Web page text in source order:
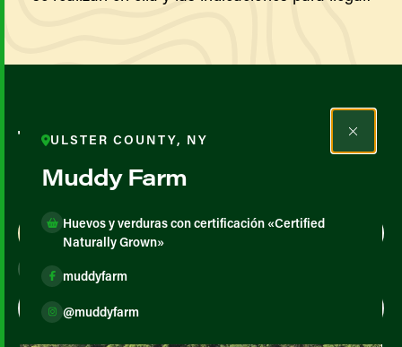
Todos los agricultores y
productores
Map View List View
ULSTER COUNTY, NY
Muddy Farm
Huevos y verduras con certificación «Certified
Naturally Grown»
muddyfarm
@muddyfarm